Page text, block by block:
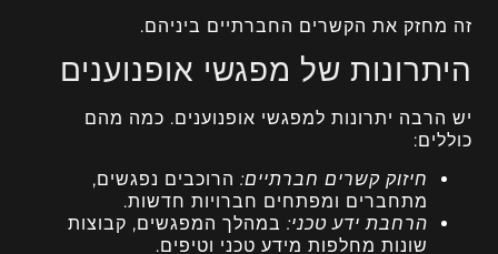
זה מחזק את הקשרים החברתיים ביניהם.
היתרונות של מפגשי אופנוענים
יש הרבה יתרונות למפגשי אופנוענים. כמה מהם
כוללים:
חיזוק קשרים חברתיים: הרוכבים נפגשים,
מתחברים ומפתחים חברויות חדשות.
הרחבת ידע טכני: במהלך המפגשים, קבוצות
שונות מחלפות מידע טכני וטיפים.